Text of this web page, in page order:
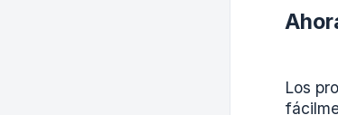
Los